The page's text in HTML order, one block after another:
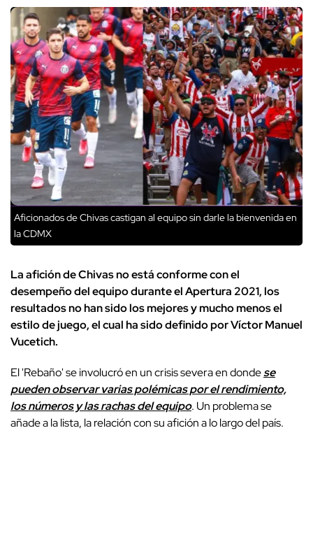
Aficionados de Chivas castigan al equipo sin darle la bienvenida en
la CDMX
La afición de Chivas no está conforme con el
desempeño del equipo durante el Apertura 2021, los
resultados no han sido los mejores y mucho menos el
estilo de juego, el cual ha sido definido por Víctor Manuel
Vucetich.
El 'Rebaño' se involucró en un crisis severa en dondese
pueden observar varias polémicas por el rendimiento,
los números y las rachas del equipo. Un problema se
añade a la lista, la relación con su afición a lo largo del país.